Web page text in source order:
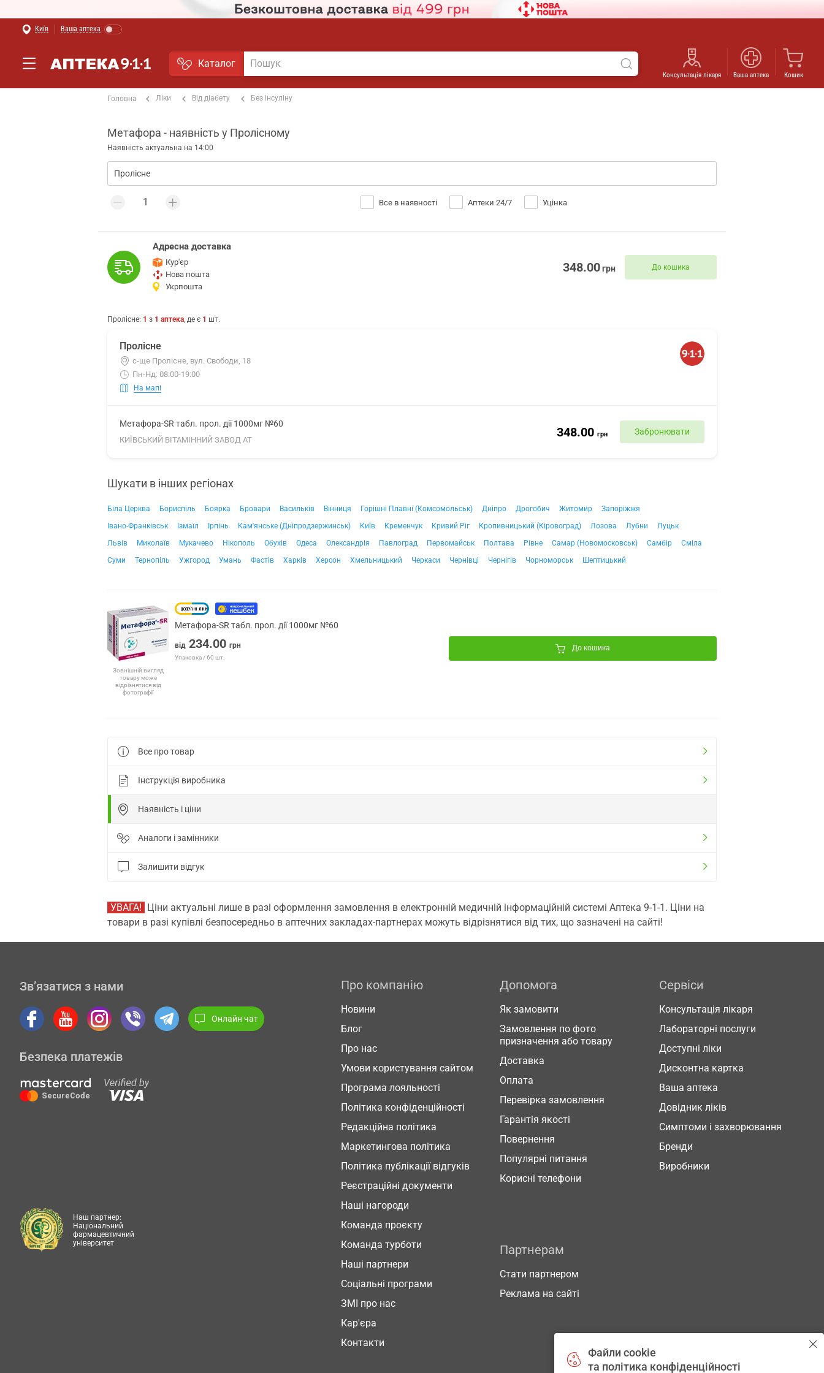
Київ Ваша аптека
Каталог
Консультація лікаря Ваша аптека Кошик
Головна Ліки Від діабету Без інсуліну
Метафора - наявність у Пролісному
Наявність актуальна на 14:00
Все в наявності Аптеки 24/7 Уцінка
Адресна доставка
Кур'єр
Нова пошта
Укрпошта
348.00грн До кошика
Пролісне: 1 з 1 аптека, де є 1 шт.
Пролісне
с-ще Пролісне, вул. Свободи, 18
Пн-Нд: 08:00-19:00
На мапі
Метафора-SR табл. прол. дії 1000мг №60
КИЇВСЬКИЙ ВІТАМІННИЙ ЗАВОД АТ
348.00 грн Забронювати
Шукати в інших регіонах
Біла Церква Бориспіль Боярка Бровари Васильків Вінниця Горішні Плавні (Комсомольськ) Дніпро Дрогобич Житомир
Запоріжжя
Івано-Франківськ
Ізмаїл Ірпінь Кам'янське (Дніпродзержинськ) Київ Кременчук Кривий Ріг Кропивницький (Кіровоград) Лозова Лубни
Луцьк
Львів
Миколаїв Мукачево Нікополь Обухів Одеса Олександрія Павлоград Первомайськ Полтава Рівне Самар (Новомосковськ) Самбір
Сміла
Суми
Тернопіль Ужгород Умань Фастів Харків Херсон Хмельницький Черкаси Чернівці Чернігів Чорноморськ Шептицький
Зовнішній вигляд
товару може
відрізнятися від
фотографії
Метафора-SR табл. прол. дії 1000мг №60
від 234.00 грн
Упаковка / 60 шт.
До кошика
Все про товар
Інструкція виробника
Наявність і ціни
Аналоги і замінники
Залишити відгук
УВАГА! Ціни актуальні лише в разі оформлення замовлення в електронній медичній інформаційній системі Аптека 9-1-1. Ціни на
товари в разі купівлі безпосередньо в аптечних закладах-партнерах можуть відрізнятися від тих, що зазначені на сайті!
Зв’язатися з нами
Онлайн чат
Безпека платежів
Про компанію
Новини
Блог
Про нас
Умови користування сайтом
Програма лояльності
Політика конфіденційності
Редакційна політика
Маркетингова політика
Політика публікації відгуків
Реєстраційні документи
Наші нагороди
Команда проєкту
Команда турботи
Наші партнери
Соціальні програми
ЗМІ про нас
Кар'єра
Контакти
Допомога
Як замовити
Замовлення по фото
призначення або товару
Доставка
Оплата
Перевірка замовлення
Гарантія якості
Повернення
Популярні питання
Корисні телефони
Сервіси
Консультація лікаря
Лабораторні послуги
Доступні ліки
Дисконтна картка
Ваша аптека
Довідник ліків
Симптоми і захворювання
Бренди
Виробники
Партнерам
Стати партнером
Реклама на сайті
Наш партнер:
Національний
фармацевтичний
університет
Файли cookie
та політика конфіденційності